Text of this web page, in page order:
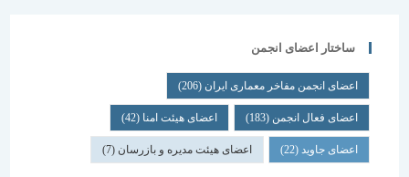
ساختار اعضای انجمن
اعضای انجمن مفاخر معماری ایران (206)
اعضای فعال انجمن(183) اعضای هیئت امنا(42)
اعضای جاوید(22) اعضای هیئت مدیره و بازرسان(7)